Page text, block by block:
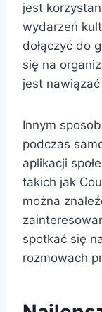
jest
wydarzeń
dołączyć do
się na
jest
Innym
podczas
aplikacji
takich jak
można
spotkać się
rozmowach